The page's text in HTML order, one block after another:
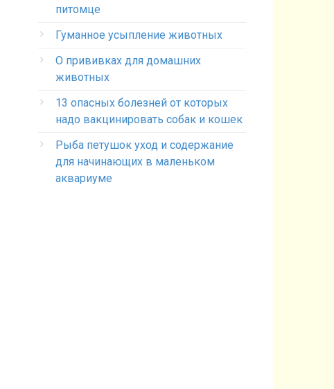
питомце
Гуманное усыпление животных
О прививках для домашних
животных
13 опасных болезней от которых
надо вакцинировать собак и кошек
Рыба петушок уход и содержание
для начинающих в маленьком
аквариуме